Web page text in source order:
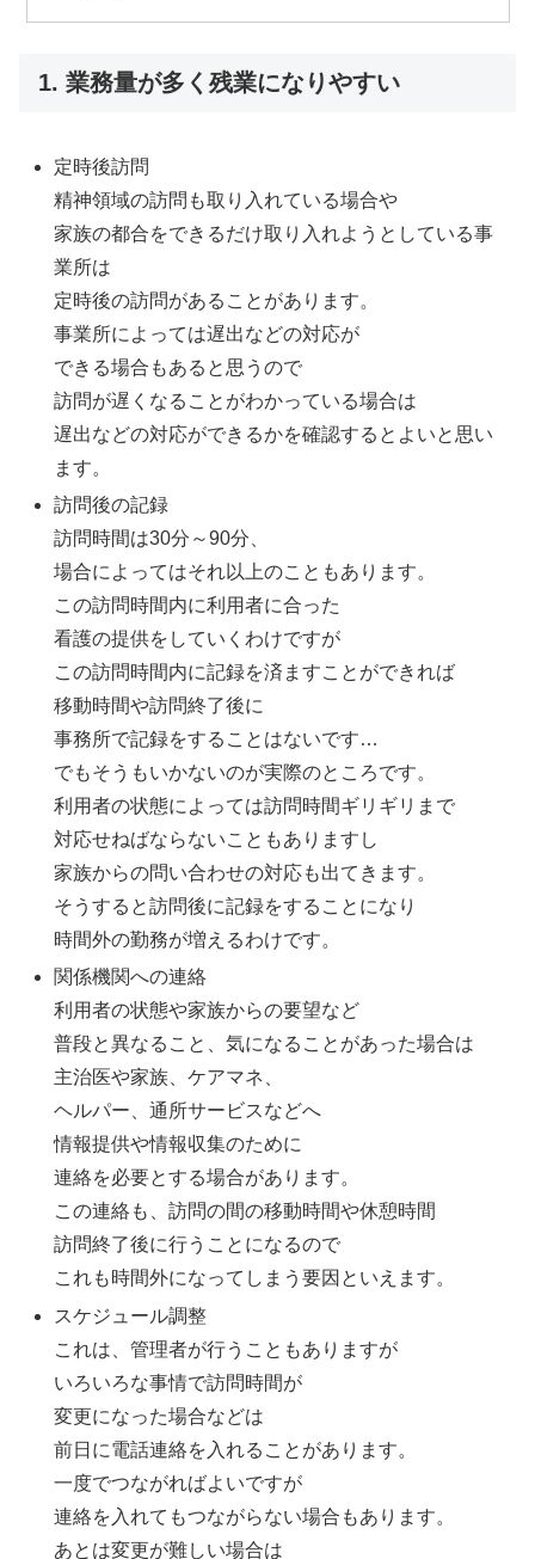
1. 業務量が多く残業になりやすい
定時後訪問
精神領域の訪問も取り入れている場合や
家族の都合をできるだけ取り入れようとしている事
業所は
定時後の訪問があることがあります。
事業所によっては遅出などの対応が
できる場合もあると思うので
訪問が遅くなることがわかっている場合は
遅出などの対応ができるかを確認するとよいと思い
ます。
訪問後の記録
訪問時間は30分～90分、
場合によってはそれ以上のこともあります。
この訪問時間内に利用者に合った
看護の提供をしていくわけですが
この訪問時間内に記録を済ますことができれば
移動時間や訪問終了後に
事務所で記録をすることはないです…
でもそうもいかないのが実際のところです。
利用者の状態によっては訪問時間ギリギリまで
対応せねばならないこともありますし
家族からの問い合わせの対応も出てきます。
そうすると訪問後に記録をすることになり
時間外の勤務が増えるわけです。
関係機関への連絡
利用者の状態や家族からの要望など
普段と異なること、気になることがあった場合は
主治医や家族、ケアマネ、
ヘルパー、通所サービスなどへ
情報提供や情報収集のために
連絡を必要とする場合があります。
この連絡も、訪問の間の移動時間や休憩時間
訪問終了後に行うことになるので
これも時間外になってしまう要因といえます。
スケジュール調整
これは、管理者が行うこともありますが
いろいろな事情で訪問時間が
変更になった場合などは
前日に電話連絡を入れることがあります。
一度でつながればよいですが
連絡を入れてもつながらない場合もあります。
あとは変更が難しい場合は